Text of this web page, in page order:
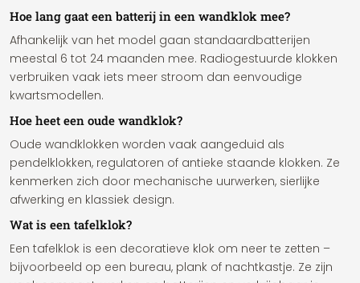
Hoe lang gaat een batterij in een wandklok mee?
Afhankelijk van het model gaan standaardbatterijen
meestal 6 tot 24 maanden mee. Radiogestuurde klokken
verbruiken vaak iets meer stroom dan eenvoudige
kwartsmodellen.
Hoe heet een oude wandklok?
Oude wandklokken worden vaak aangeduid als
pendelklokken, regulatoren of antieke staande klokken. Ze
kenmerken zich door mechanische uurwerken, sierlijke
afwerking en klassiek design.
Wat is een tafelklok?
Een tafelklok is een decoratieve klok om neer te zetten –
bijvoorbeeld op een bureau, plank of nachtkastje. Ze zijn